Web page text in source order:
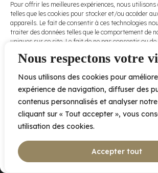
Nous respectons votre
Nous utilisons des cookies pour
expérience de navigation, diffuser des
contenus personnalisés et analyser
cliquant sur « Tout accepter », vous
utilisation des cookies.
Accepter tout
Pour offrir les meilleures expériences, nous utilisons
telles que les cookies pour stocker et/ou accéder
appareils. Le fait de consentir à ces technologies
traiter des données telles que le comportement de
uniques sur ce site. Le fait de ne pas consentir ou
et fonctions.
Accepter
Refuser
conditions
d’utilisationet
nospolitiques
de
confidentialité .